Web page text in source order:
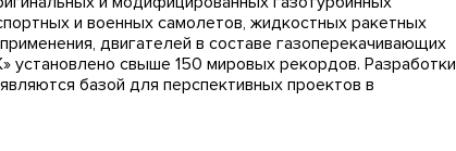
и военных самолетов, жидкостных ракетных
двигателей в составе газоперекачивающих
установлено свыше 150 мировых рекордов. Разработки
базой для перспективных проектов в